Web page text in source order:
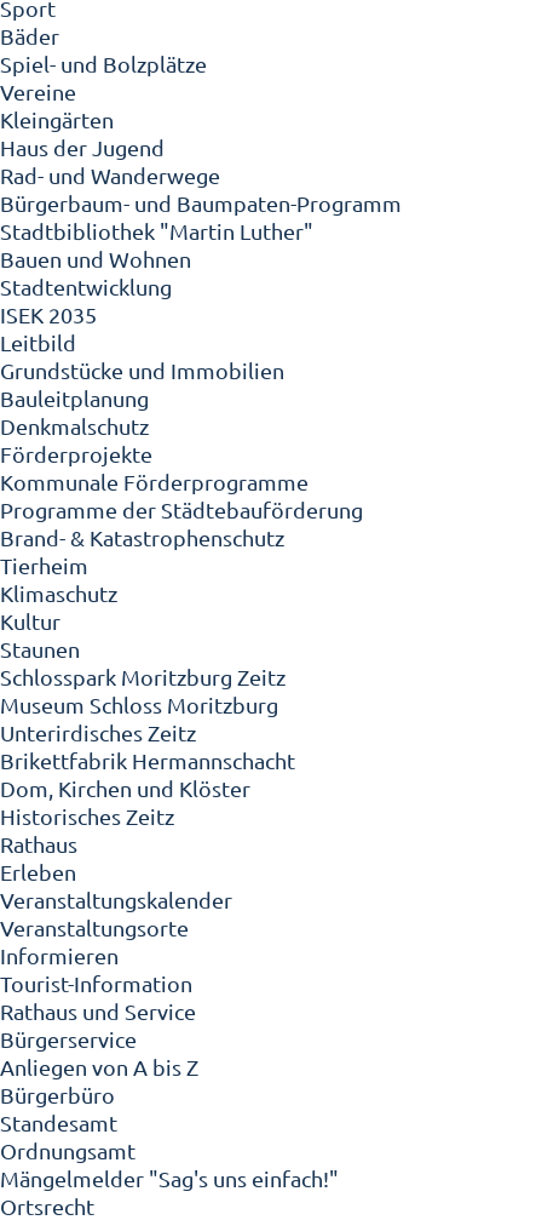
Sport
Bäder
Spiel- und Bolzplätze
Vereine
Kleingärten
Haus der Jugend
Rad- und Wanderwege
Bürgerbaum- und Baumpaten-Programm
Stadtbibliothek "Martin Luther"
Bauen und Wohnen
Stadtentwicklung
ISEK 2035
Leitbild
Grundstücke und Immobilien
Bauleitplanung
Denkmalschutz
Förderprojekte
Kommunale Förderprogramme
Programme der Städtebauförderung
Brand- & Katastrophenschutz
Tierheim
Klimaschutz
Kultur
Staunen
Schlosspark Moritzburg Zeitz
Museum Schloss Moritzburg
Unterirdisches Zeitz
Brikettfabrik Hermannschacht
Dom, Kirchen und Klöster
Historisches Zeitz
Rathaus
Erleben
Veranstaltungskalender
Veranstaltungsorte
Informieren
Tourist-Information
Rathaus und Service
Bürgerservice
Anliegen von A bis Z
Bürgerbüro
Standesamt
Ordnungsamt
Mängelmelder "Sag's uns einfach!"
Ortsrecht